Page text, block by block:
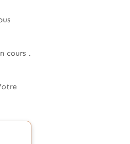
cours .